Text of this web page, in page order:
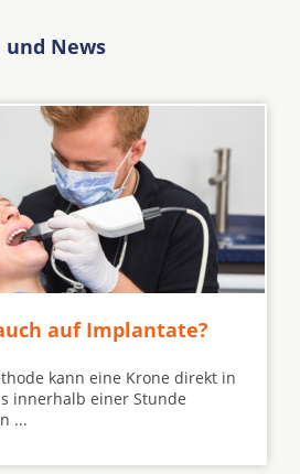
News
auf Implantate?
kann eine Krone direkt in
innerhalb einer Stunde
...